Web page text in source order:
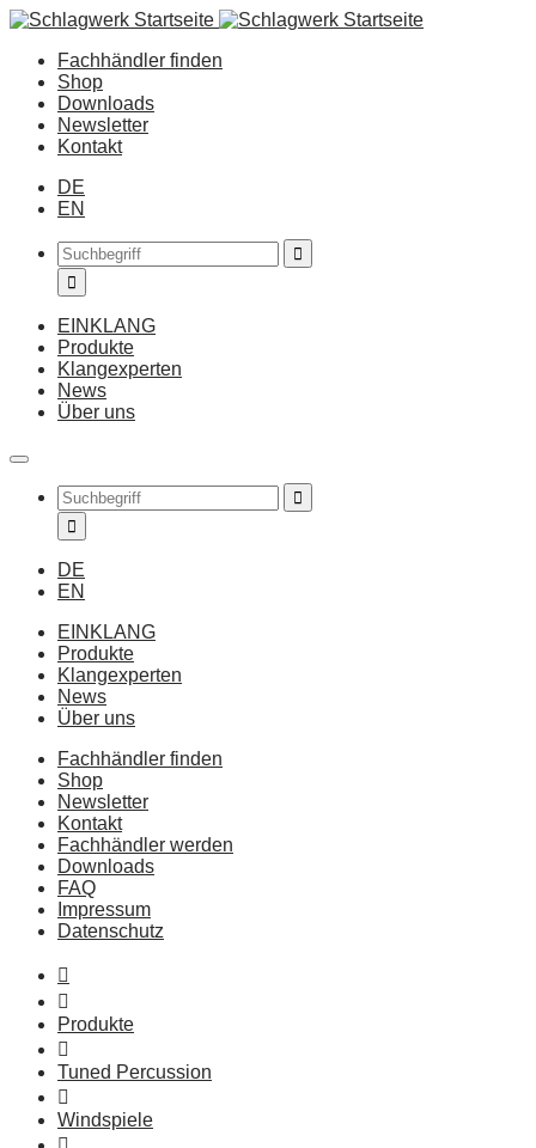
Fachhändler finden
Shop
Downloads
Newsletter
Kontakt
DE
EN
EINKLANG
Produkte
Klangexperten
News
Über uns
DE
EN
EINKLANG
Produkte
Klangexperten
News
Über uns
Fachhändler finden
Shop
Newsletter
Kontakt
Fachhändler werden
Downloads
FAQ
Impressum
Datenschutz
Produkte
Tuned Percussion
Windspiele